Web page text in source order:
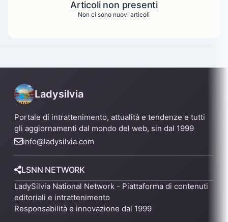
Articoli non presenti
Non ci sono nuovi articoli
Ladysilvia
Portale di intrattenimento, attualità e tendenze e tutti
gli aggiornamenti dal mondo del web, sin dal 1999
info@ladysilvia.com
LSNN NETWORK
LadySilvia National Network - Piattaforma di contenuti
editoriali e intrattenimento
Responsabilità e innovazione dal 1999